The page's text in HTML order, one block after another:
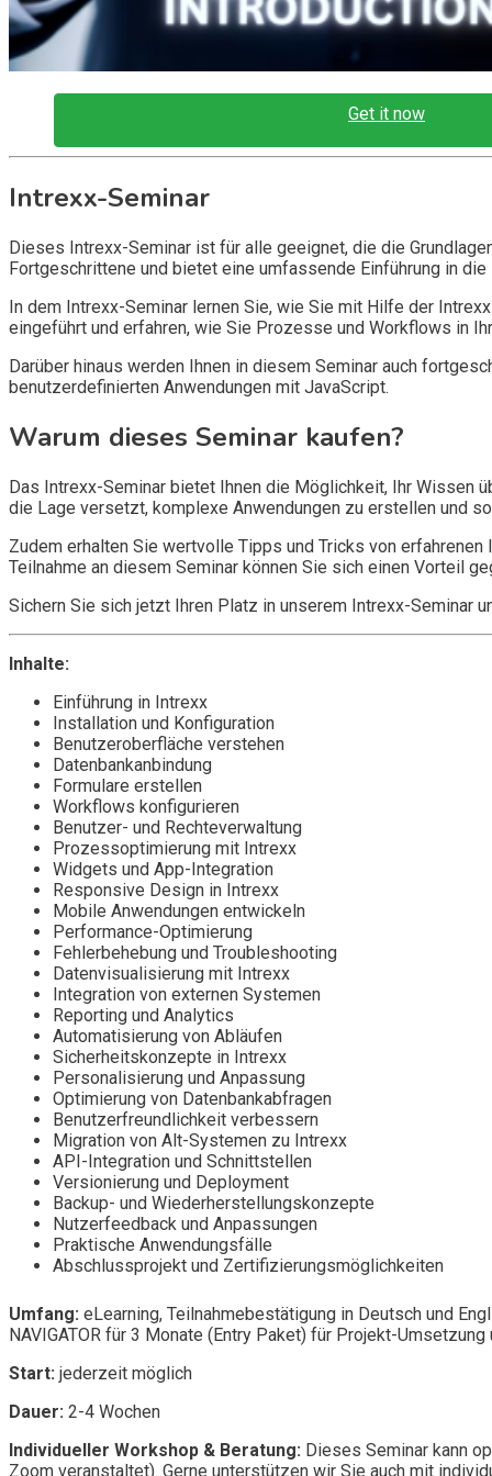
Get it now
Intrexx-Seminar
Dieses Intrexx-Seminar ist für alle geeignet, die die
Fortgeschrittene und bietet eine umfassende Einführung in
In dem Intrexx-Seminar lernen Sie, wie Sie mit Hilfe der
eingeführt und erfahren, wie Sie Prozesse und Workflows in
Darüber hinaus werden Ihnen in diesem Seminar auch
benutzerdefinierten Anwendungen mit JavaScript.
Warum dieses Seminar kaufen?
Das Intrexx-Seminar bietet Ihnen die Möglichkeit, Ihr Wissen
die Lage versetzt, komplexe Anwendungen zu erstellen und
Zudem erhalten Sie wertvolle Tipps und Tricks von
Teilnahme an diesem Seminar können Sie sich einen Vorteil
Sichern Sie sich jetzt Ihren Platz in unserem Intrexx-Seminar
Inhalte:
Einführung in Intrexx
Installation und Konfiguration
Benutzeroberfläche verstehen
Datenbankanbindung
Formulare erstellen
Workflows konfigurieren
Benutzer- und Rechteverwaltung
Prozessoptimierung mit Intrexx
Widgets und App-Integration
Responsive Design in Intrexx
Mobile Anwendungen entwickeln
Performance-Optimierung
Fehlerbehebung und Troubleshooting
Datenvisualisierung mit Intrexx
Integration von externen Systemen
Reporting und Analytics
Automatisierung von Abläufen
Sicherheitskonzepte in Intrexx
Personalisierung und Anpassung
Optimierung von Datenbankabfragen
Benutzerfreundlichkeit verbessern
Migration von Alt-Systemen zu Intrexx
API-Integration und Schnittstellen
Versionierung und Deployment
Backup- und Wiederherstellungskonzepte
Nutzerfeedback und Anpassungen
Praktische Anwendungsfälle
Abschlussprojekt und Zertifizierungsmöglichkeiten
Umfang: eLearning, Teilnahmebestätigung in Deutsch und
NAVIGATOR für 3 Monate (Entry Paket) für Projekt-
Start: jederzeit möglich
Dauer: 2-4 Wochen
Individueller Workshop & Beratung: Dieses Seminar kann
Zoom veranstaltet). Gerne unterstützen wir Sie auch mit